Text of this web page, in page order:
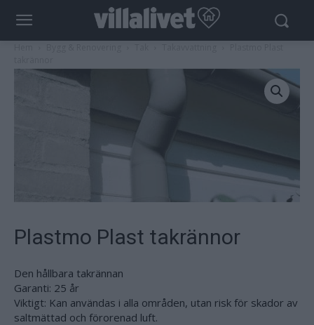
Plastmo Plast takrännor
Den hållbara takrännan
Garanti: 25 år
Viktigt: Kan användas i alla områden, utan risk för skador av
saltmättad och förorenad luft.